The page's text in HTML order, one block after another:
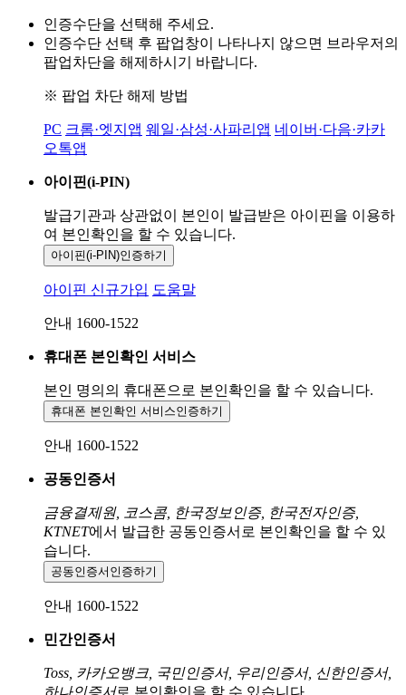
인증수단을 선택해 주세요.
인증수단 선택 후 팝업창이 나타나지 않으면 브라우저의
팝업차단을 해제하시기 바랍니다.
※ 팝업 차단 해제 방법
PC 크롬·엣지앱 웨일·삼성·사파리앱 네이버·다음·카카
오톡앱
아이핀(i-PIN)
발급기관과 상관없이 본인이 발급받은 아이핀을 이용하
여 본인확인을 할 수 있습니다.
아이핀(i-PIN)인증하기
아이핀 신규가입 도움말
안내 1600-1522
휴대폰 본인확인 서비스
본인 명의의 휴대폰으로 본인확인을 할 수 있습니다.
휴대폰 본인확인 서비스인증하기
안내 1600-1522
공동인증서
금융결제원, 코스콤, 한국정보인증, 한국전자인증,
KTNET에서 발급한 공동인증서로 본인확인을 할 수 있
습니다.
공동인증서 인증하기
안내 1600-1522
민간인증서
Toss, 카카오뱅크, 국민인증서, 우리인증서, 신한인증서,